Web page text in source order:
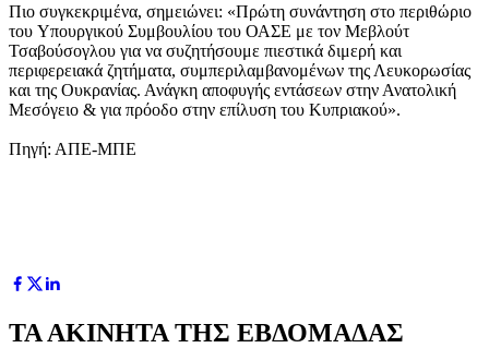
Πιο συγκεκριμένα, σημειώνει: «Πρώτη συνάντηση στο περιθώριο
του Yπουργικού Συμβουλίου του ΟΑΣΕ με τον Μεβλούτ
Τσαβούσογλου για να συζητήσουμε πιεστικά διμερή και
περιφερειακά ζητήματα, συμπεριλαμβανομένων της Λευκορωσίας
και της Ουκρανίας. Ανάγκη αποφυγής εντάσεων στην Ανατολική
Μεσόγειο & για πρόοδο στην επίλυση του Κυπριακού».
Πηγή: ΑΠΕ-ΜΠΕ
ΤΑ ΑΚΙΝΗΤΑ ΤΗΣ ΕΒΔΟΜΑΔΑΣ